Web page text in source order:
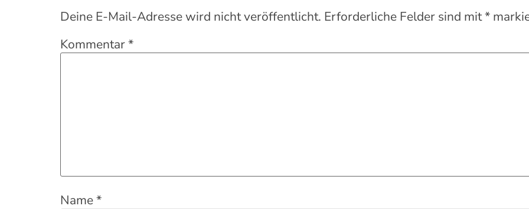
Deine E-Mail-Adresse wird nicht veröffentlicht. Erforderliche Felder sind mit*
Kommentar*
Name*